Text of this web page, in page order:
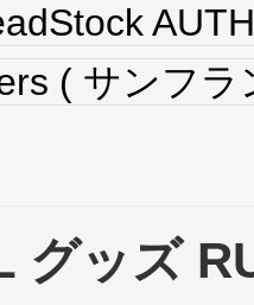
( サンフ
グッズ